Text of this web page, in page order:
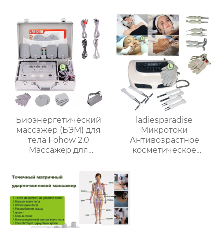
оборудование для
омоложения кожи AU-
8402
Биоэнергетический
массажер (БЭМ) для
тела Fohow 2.0
Массажер для
стимулирующий
мышцы
ladiesparadise
Микротоки
Антивозрастное
косметическое